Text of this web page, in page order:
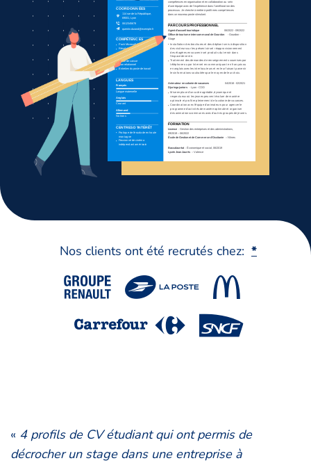
Nos clients ont été recrutés chez: *
« 4 profils de CV étudiant qui ont permis de
décrocher un stage dans une entreprise à